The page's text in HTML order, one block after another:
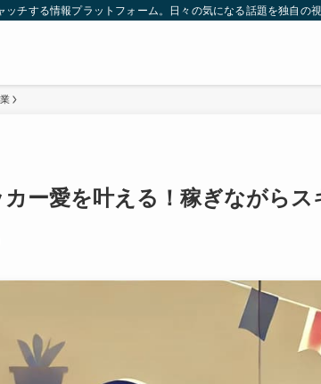
チする情報プラットフォーム。日々の気になる話題を独自の
ー愛を叶える！稼ぎながらス